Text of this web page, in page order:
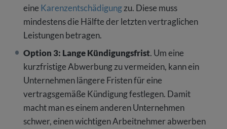
eine Karenzentschädigungzu. Diese muss
mindestens die Hälfte der letzten vertraglichen
Leistungen betragen.
Option 3: Lange Kündigungsfrist. Um eine
kurzfristige Abwerbung zu vermeiden, kann ein
Unternehmen längere Fristen für eine
vertragsgemäße Kündigung festlegen. Damit
macht man es einem anderen Unternehmen
schwer, einen wichtigen Arbeitnehmer abwerben